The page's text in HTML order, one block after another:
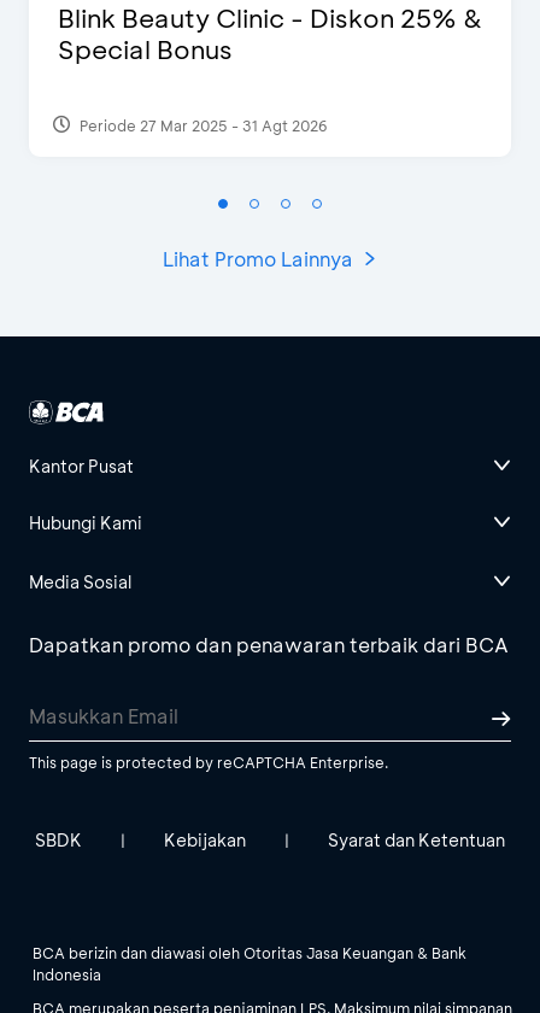
Blink Beauty Clinic - Diskon 25% &
Special Bonus
Periode 27 Mar 2025 - 31 Agt 2026
Lihat Promo Lainnya
Kantor Pusat
Hubungi Kami
Media Sosial
Dapatkan promo dan penawaran terbaik dari BCA
This page is protected by reCAPTCHA Enterprise.
SBDK | Kebijakan | Syarat dan Ketentuan
BCA berizin dan diawasi oleh Otoritas Jasa Keuangan & Bank
Indonesia
BCA merupakan peserta penjaminan LPS. Maksimum nilai simpanan